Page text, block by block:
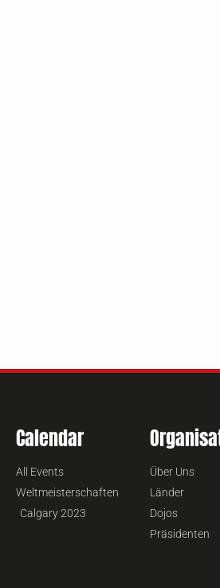
Calendar
All Events
Weltmeisterschaften
Calgary 2023
Über Uns
Länder
Dojos
Präsidenten